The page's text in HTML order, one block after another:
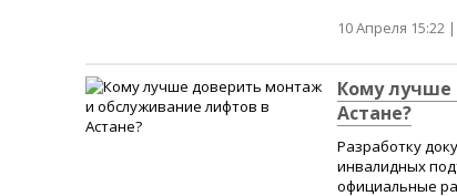
10 Апреля 15:22 |
Кому лучше
Астане?
Разработку
инвалидных
официальные